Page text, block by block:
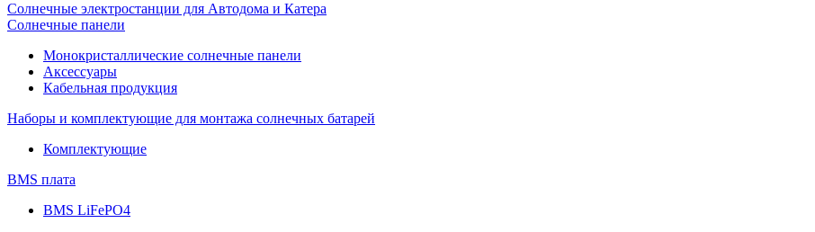
Солнечные электростанции для Автодома и Катера
Солнечные панели
Монокристаллические солнечные панели
Аксессуары
Кабельная продукция
Наборы и комплектующие для монтажа солнечных батарей
Комплектующие
BMS плата
BMS LiFePO4